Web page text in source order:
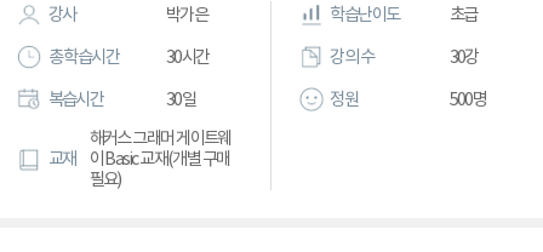
강사 박가은
총 학습시간 30시간
복습시간 30일
교재
해커스 그래머 게이트웨
이 Basic 교재(개별 구매
필요)
학습난이도 초급
강의 수 30강
정원 500명